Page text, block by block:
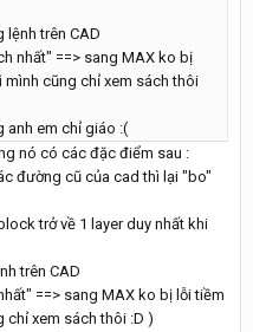
lệnh trên CAD
nhất" ==> sang MAX ko bị
mình cũng chỉ xem sách thôi
anh em chỉ giáo :(
nó có các đặc điểm sau :
đường cũ của cad thì lại "bo"
trở về 1 layer duy nhất khi
trên CAD
==> sang MAX ko bị lỗi tiềm
chỉ xem sách thôi :D )